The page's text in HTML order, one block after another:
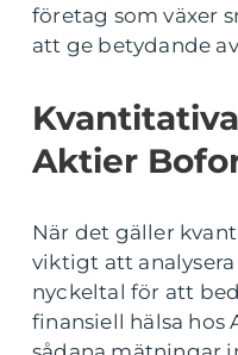
företag som växer
att ge betydande
Aktier
När det gäller
viktigt att
nyckeltal för att
finansiell hälsa hos